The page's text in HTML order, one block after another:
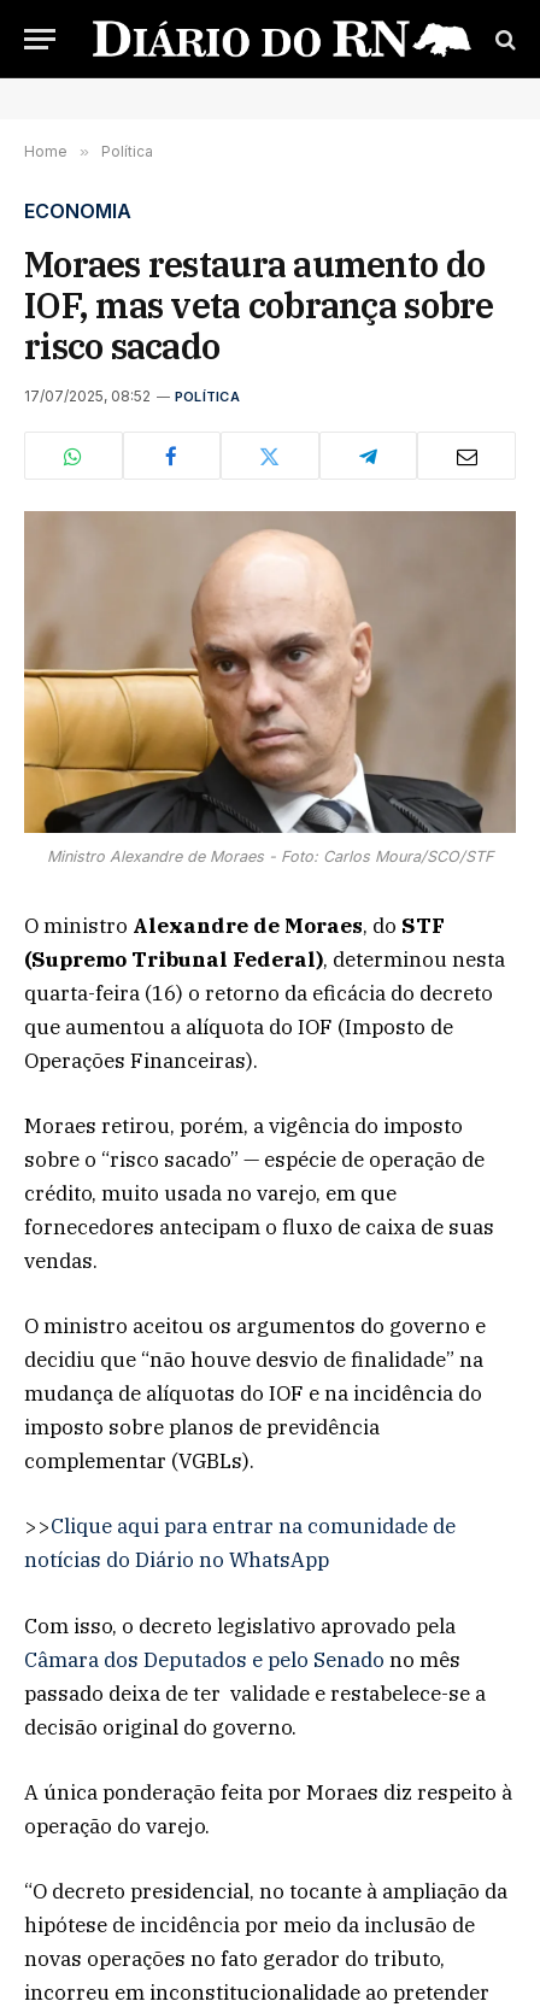
Home » Política
ECONOMIA
Moraes restaura aumento do
IOF, mas veta cobrança sobre
risco sacado
17/07/2025, 08:52 POLÍTICA
Ministro Alexandre de Moraes - Foto: Carlos Moura/SCO/STF
O ministro Alexandre de Moraes, do STF
(Supremo Tribunal Federal), determinou nesta
quarta-feira (16) o retorno da eficácia do decreto
que aumentou a alíquota do IOF (Imposto de
Operações Financeiras).
Moraes retirou, porém, a vigência do imposto
sobre o “risco sacado” — espécie de operação de
crédito, muito usada no varejo, em que
fornecedores antecipam o fluxo de caixa de suas
vendas.
O ministro aceitou os argumentos do governo e
decidiu que “não houve desvio de finalidade” na
mudança de alíquotas do IOF e na incidência do
imposto sobre planos de previdência
complementar (VGBLs).
>>Clique aqui para entrar na comunidade de
notícias do Diário no WhatsApp
Com isso, o decreto legislativo aprovado pela
Câmara dos Deputados e pelo Senado no mês
passado deixa de ter validade e restabelece-se a
decisão original do governo.
A única ponderação feita por Moraes diz respeito à
operação do varejo.
“O decreto presidencial, no tocante à ampliação da
hipótese de incidência por meio da inclusão de
novas operações no fato gerador do tributo,
incorreu em inconstitucionalidade ao pretender